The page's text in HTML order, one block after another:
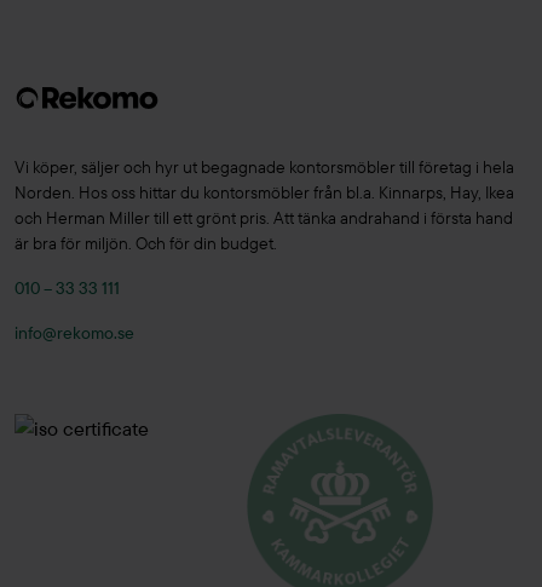
Vi köper, säljer och hyr ut begagnade kontorsmöbler till företag i hela
Norden. Hos oss hittar du kontorsmöbler från bl.a. Kinnarps, Hay, Ikea
och Herman Miller till ett grönt pris. Att tänka andrahand i första hand
är bra för miljön. Och för din budget.
010 – 33 33 111
info@rekomo.se